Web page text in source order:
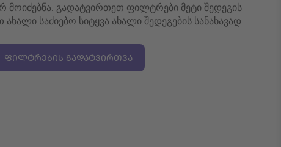
მოიძებნა. გადატვირთეთ ფილტრები მეტი შედეგის
ახალი საძიებო სიტყვა ახალი შედეგების სანახავად
ᲤᲘᲚᲢᲠᲔᲑᲘᲡ ᲒᲐᲓᲐᲢᲕᲘᲠᲗᲕᲐ